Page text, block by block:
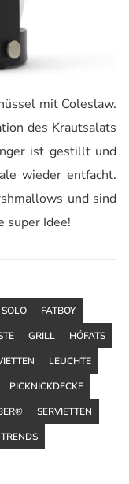
mit Coleslaw.
des Krautsalats
ist gestillt und
wieder entfacht.
und sind
super Idee!
FATBOY
GRILL
HÖFATS
LEUCHTE
PICKNICKDECKE
SERVIETTEN
TRENDS